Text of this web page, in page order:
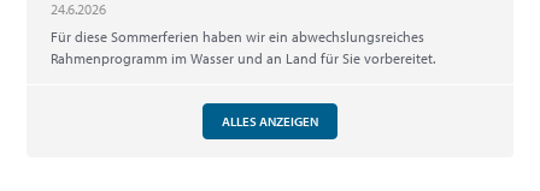
24.6.2026
Für diese Sommerferien haben wir ein abwechslungsreiches
Rahmenprogramm im Wasser und an Land für Sie vorbereitet.
ALLES ANZEIGEN